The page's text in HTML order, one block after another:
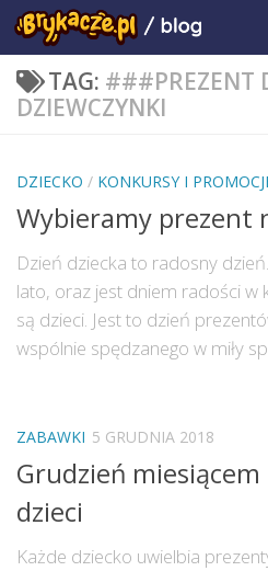
TAG: ###PREZENT
DZIEWCZYNKI
DZIECKO / KONKURSY I
Wybieramy prezent
Dzień dziecka to radosny
lato, oraz jest dniem radości
są dzieci. Jest to dzień
wspólnie spędzanego w miły
ZABAWKI 5 GRUDNIA 2018
Grudzień
dzieci
Każde dziecko uwielbia